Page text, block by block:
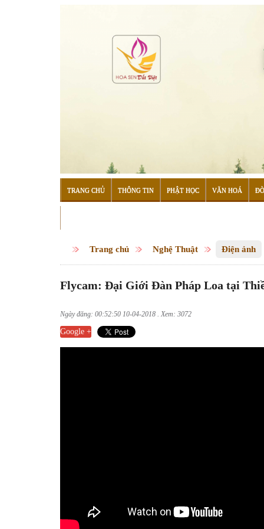
TRANG CHỦ THÔNG TIN PHẬT HỌC VĂN HOÁ
Trang chủ Nghệ Thuật Điện ảnh
Flycam: Đại Giới Đàn Pháp Loa tại
Ngày đăng: 00:52:50 10-04-2018 . Xem: 3072
Google +